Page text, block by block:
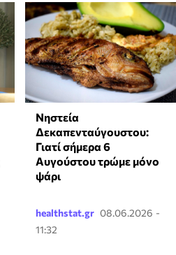
Νηστεία
Δεκαπενταύγουστου:
Γιατί σήμερα 6
Αυγούστου τρώμε μόνο
ψάρι
healthstat.gr 08.06.2026 -
11:32